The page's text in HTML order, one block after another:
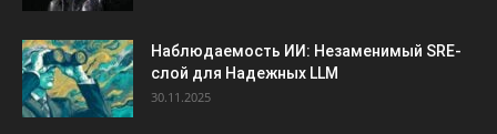
Наблюдаемость ИИ: Незаменимый SRE-
слой для Надежных LLM
30.11.2025